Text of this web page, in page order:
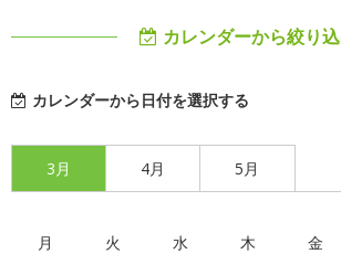
カレンダーから絞り
カレンダーから日付を選択する
3月 4月 5月
月 火 水 木 金